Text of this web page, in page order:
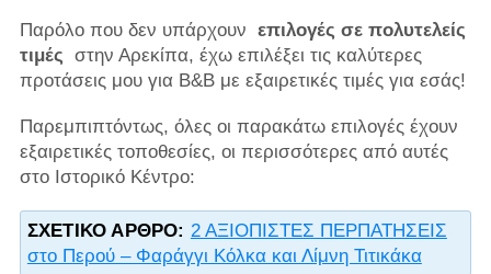
Παρόλο που δεν υπάρχουν επιλογές σε πολυτελείς
τιμές στην Αρεκίπα, έχω επιλέξει τις καλύτερες
προτάσεις μου για B&B με εξαιρετικές τιμές για εσάς!
Παρεμπιπτόντως, όλες οι παρακάτω επιλογές έχουν
εξαιρετικές τοποθεσίες, οι περισσότερες από αυτές
στο Ιστορικό Κέντρο:
ΣΧΕΤΙΚΌ ΆΡΘΡΟ: 2 ΑΞΙΟΠΙΣΤΕΣ ΠΕΡΠΑΤΗΣΕΙΣ
στο Περού – Φαράγγι Κόλκα και Λίμνη Τιτικάκα